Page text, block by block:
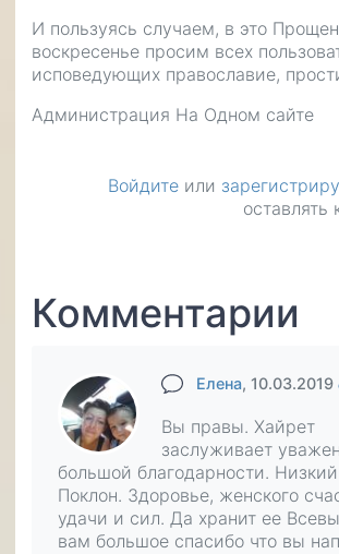
И пользуясь случаем, в это
воскресенье просим всех
исповедующих православие,
Администрация На Одном сайте
Войдите или
оставлять
Комментарии
Елена, 10.03.2019
Вы правы. Хайрет
заслуживает
большой благодарности.
Поклон. Здоровье, женского
удачи и сил. Да хранит ее
вам большое спасибо что вы